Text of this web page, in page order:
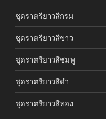
ชุดราตรียาวสีกรม
ชุดราตรียาวสีขาว
ชุดราตรียาวสีชมพู
ชุดราตรียาวสีดำ
ชุดราตรียาวสีทอง